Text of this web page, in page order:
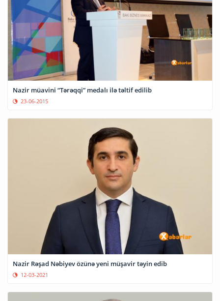
Nazir müavini “Tərəqqi” medalı ilə təltif edilib
23-06-2015
Nazir Rəşad Nəbiyev özünə yeni müşavir təyin edib
12-03-2021